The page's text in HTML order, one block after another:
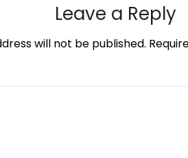
Leave a Reply
will not be published.